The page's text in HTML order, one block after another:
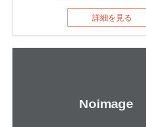
詳細を見る